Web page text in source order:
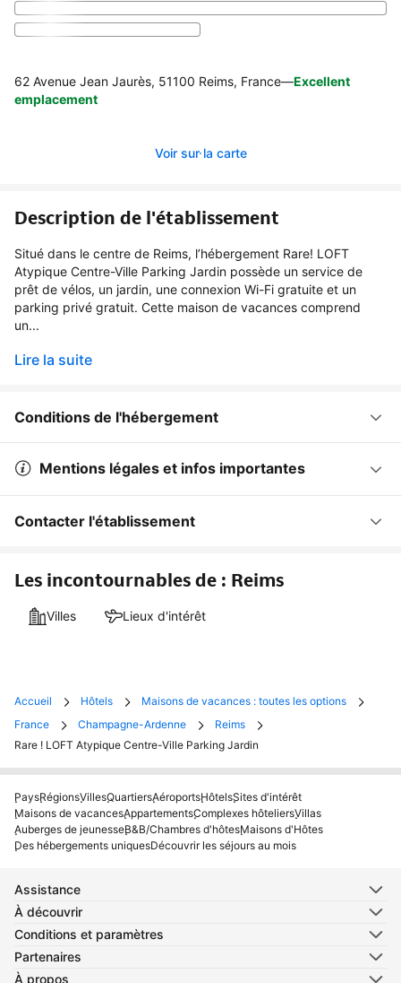
62 Avenue Jean Jaurès, 51100 Reims, France—Excellent
emplacement
Voir sur la carte
Description de l'établissement
Situé dans le centre de Reims, l’hébergement Rare! LOFT
Atypique Centre-Ville Parking Jardin possède un service de
prêt de vélos, un jardin, une connexion Wi-Fi gratuite et un
parking privé gratuit. Cette maison de vacances comprend
un...
Lire la suite
Conditions de l'hébergement
Mentions légales et infos importantes
Contacter l'établissement
Les incontournables de : Reims
Villes Lieux d'intérêt
Accueil Hôtels
Maisons de vacances : toutes les options
France
Champagne-Ardenne
Reims
Rare ! LOFT Atypique Centre-Ville Parking Jardin
PaysRégionsVillesQuartiersAéroportsHôtelsSites d'intérêt
Maisons de vacancesAppartementsComplexes hôteliersVillas
Auberges de jeunesseB&B/Chambres d'hôtesMaisons d'Hôtes
Des hébergements uniquesDécouvrir les séjours au mois
Assistance
À découvrir
Conditions et paramètres
Partenaires
À propos